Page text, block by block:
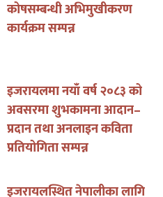
कोषसम्बन्धी अभिमुखीकरण
कार्यक्रम सम्पन्न
इजरायलमा नयाँ वर्ष २०८३ को
अवसरमा शुभकामना आदान–
प्रदान तथा अनलाइन कविता
प्रतियोगिता सम्पन्न
इजरायलस्थित नेपालीका लागि